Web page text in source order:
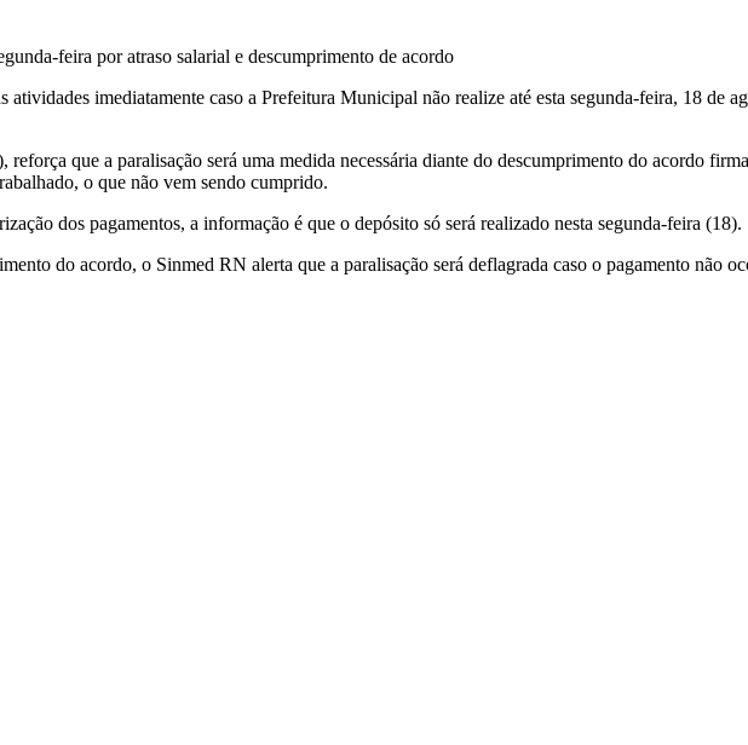
imediatamente caso a Prefeitura Municipal não realize até esta segunda-feira, 18 de
que a paralisação será uma medida necessária diante do descumprimento do acordo
o que não vem sendo cumprido.
dos pagamentos, a informação é que o depósito só será realizado nesta segunda-feira (18).
do acordo, o Sinmed RN alerta que a paralisação será deflagrada caso o pagamento não